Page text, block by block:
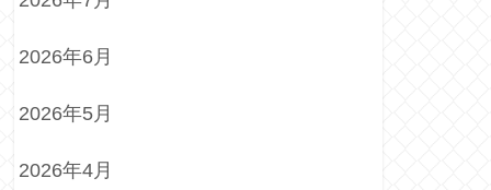
2026年6月
2026年5月
2026年4月